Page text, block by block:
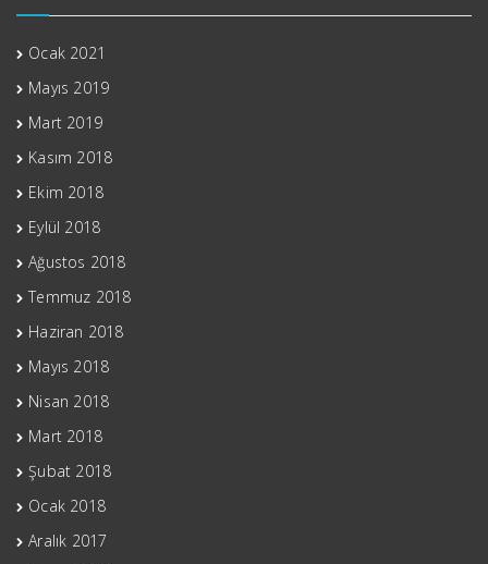
Ocak 2021
Mayıs 2019
Mart 2019
Kasım 2018
Ekim 2018
Eylül 2018
Ağustos 2018
Temmuz 2018
Haziran 2018
Mayıs 2018
Nisan 2018
Mart 2018
Şubat 2018
Ocak 2018
Aralık 2017